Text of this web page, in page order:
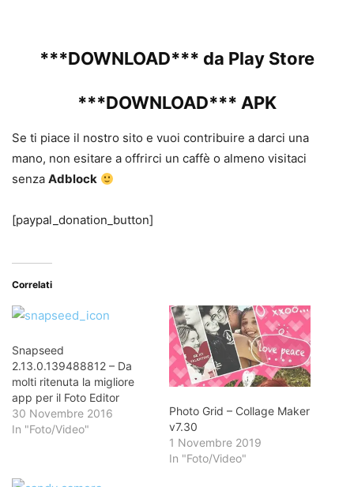
***DOWNLOAD*** da Play Store
***DOWNLOAD*** APK
Se ti piace il nostro sito e vuoi contribuire a darci una
mano, non esitare a offrirci un caffè o almeno visitaci
senza Adblock
[paypal_donation_button]
Correlati
Snapseed
2.13.0.139488812 – Da
molti ritenuta la migliore
app per il Foto Editor
30 Novembre 2016
In "Foto/Video"
Photo Grid – Collage Maker
v7.30
1 Novembre 2019
In "Foto/Video"